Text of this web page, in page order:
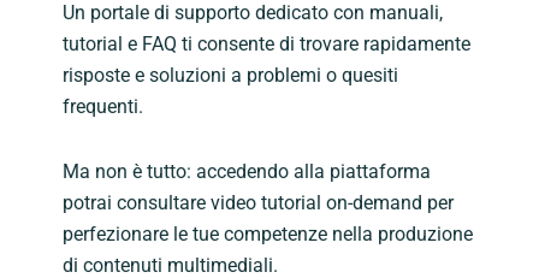
Un portale di supporto dedicato con manuali,
tutorial e FAQ ti consente di trovare rapidamente
risposte e soluzioni a problemi o quesiti
frequenti.
Ma non è tutto: accedendo alla piattaforma
potrai consultare video tutorial on-demand per
perfezionare le tue competenze nella produzione
di contenuti multimediali.